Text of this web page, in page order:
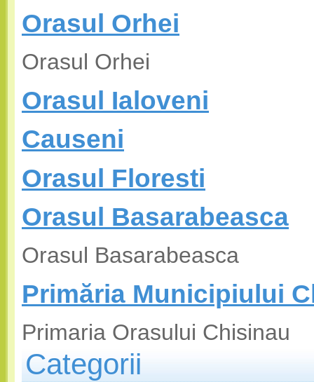
Orasul Orhei
Orasul Orhei
Orasul Ialoveni
Causeni
Orasul Floresti
Orasul Basarabeasca
Orasul Basarabeasca
Primăria Municipiului
Primaria Orasului Chisinau
Categorii